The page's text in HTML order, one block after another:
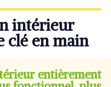
intérieur
clé en main
entièrement